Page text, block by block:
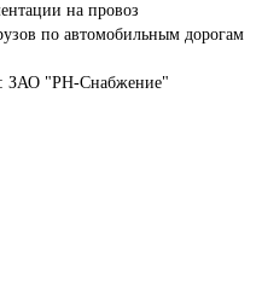
на провоз
по автомобильным дорогам
ЗАО "РН-Снабжение"